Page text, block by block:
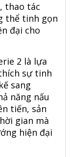
thao tác
thể tinh gọn
đại cho
2 là lựa
sự tinh
sang
năng nấu
tiến, sản
gian mà
hiện đại